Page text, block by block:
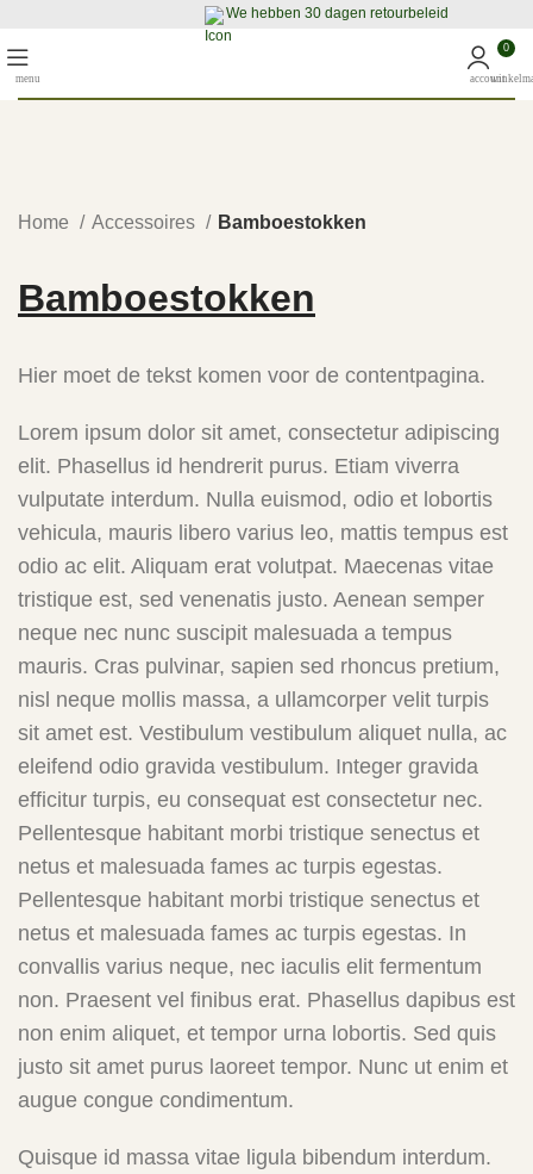
We hebben 30 dagen retourbeleid
0
Home Accessoires Bamboestokken
Bamboestokken
Hier moet de tekst komen voor de contentpagina.
Lorem ipsum dolor sit amet, consectetur adipiscing
elit. Phasellus id hendrerit purus. Etiam viverra
vulputate interdum. Nulla euismod, odio et lobortis
vehicula, mauris libero varius leo, mattis tempus est
odio ac elit. Aliquam erat volutpat. Maecenas vitae
tristique est, sed venenatis justo. Aenean semper
neque nec nunc suscipit malesuada a tempus
mauris. Cras pulvinar, sapien sed rhoncus pretium,
nisl neque mollis massa, a ullamcorper velit turpis
sit amet est. Vestibulum vestibulum aliquet nulla, ac
eleifend odio gravida vestibulum. Integer gravida
efficitur turpis, eu consequat est consectetur nec.
Pellentesque habitant morbi tristique senectus et
netus et malesuada fames ac turpis egestas.
Pellentesque habitant morbi tristique senectus et
netus et malesuada fames ac turpis egestas. In
convallis varius neque, nec iaculis elit fermentum
non. Praesent vel finibus erat. Phasellus dapibus est
non enim aliquet, et tempor urna lobortis. Sed quis
justo sit amet purus laoreet tempor. Nunc ut enim et
augue congue condimentum.
Quisque id massa vitae ligula bibendum interdum.